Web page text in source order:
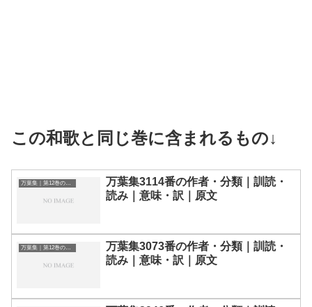
この和歌と同じ巻に含まれるもの↓
万葉集｜第12巻の和歌一覧
万葉集3114番の作者・分類｜訓読・
読み｜意味・訳｜原文
万葉集｜第12巻の和歌一覧
万葉集3073番の作者・分類｜訓読・
読み｜意味・訳｜原文